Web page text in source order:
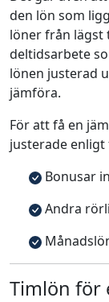
den lön som
löner från lägst
deltidsarbete
lönen justerad
jämföra.
För att få en
justerade enligt
Bonusar
Andra
Timlön för